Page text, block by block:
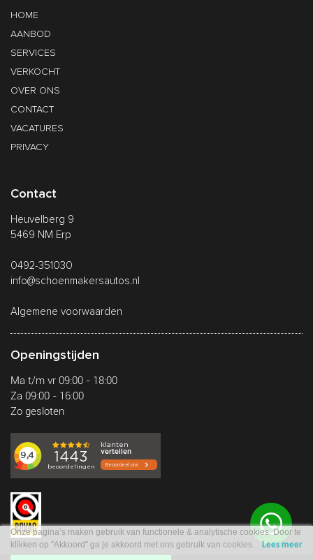
HOME
AANBOD
SERVICES
VERKOCHT
OVER ONS
CONTACT
VACATURES
PRIVACY
Contact
Heuvelberg 9
5469 NM Erp
0492-351030
info@schoenmakersautos.nl
Algemene voorwaarden
Openingstijden
Ma t/m vr 09:00 - 18:00
Za 09:00 - 16:00
Zo gesloten
Onze pagina’s maken gebruik van functionele & analytische cookies. Door te
klikken op "Akkoord" ga je akkoord met ons gebruik van cookies.
Lees meer